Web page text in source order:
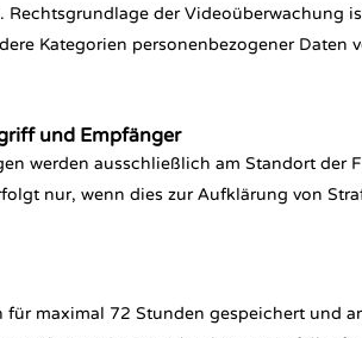
Rechtsgrundlage der Videoüberwachung
Kategorien personenbezogener
und Empfänger
werden ausschließlich am Standort der
nur, wenn dies zur Aufklärung von
für maximal 72 Stunden gespeichert und